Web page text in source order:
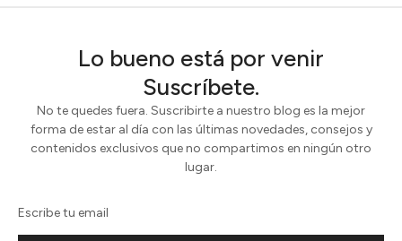
Lo bueno está por venir
Suscríbete.
No te quedes fuera. Suscribirte a nuestro blog es la mejor
forma de estar al día con las últimas novedades, consejos y
contenidos exclusivos que no compartimos en ningún otro
lugar.